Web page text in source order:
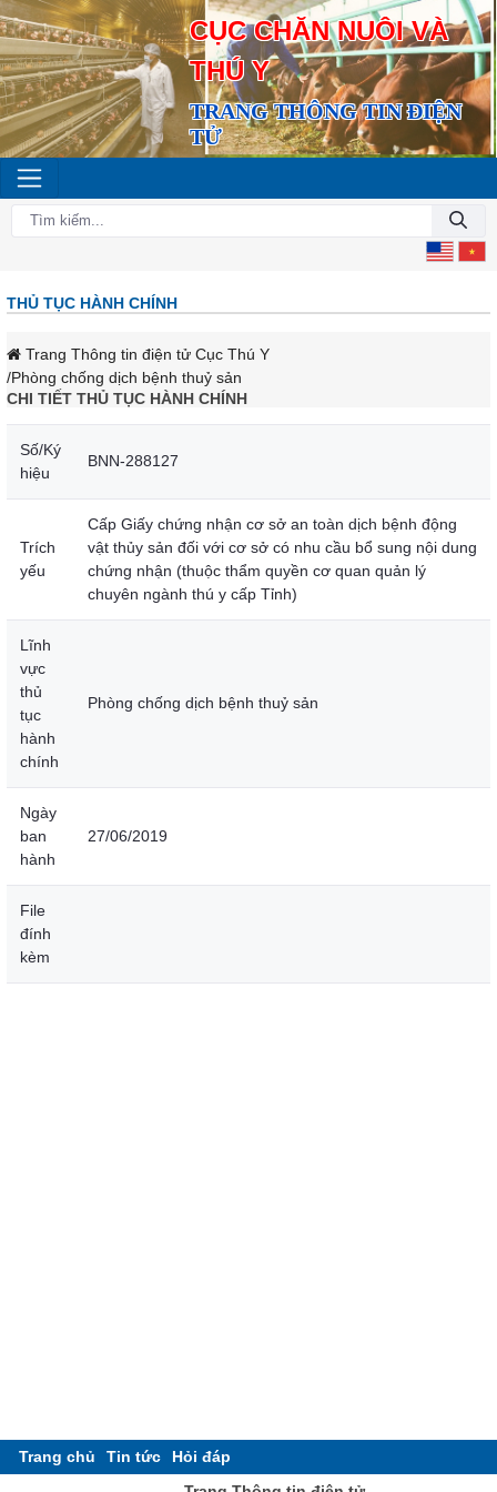
CỤC CHĂN NUÔI VÀ
THÚ Y
TRANG THÔNG TIN ĐIỆN
TỬ
THỦ TỤC HÀNH CHÍNH
Trang Thông tin điện tử Cục Thú Y
/Phòng chống dịch bệnh thuỷ sản
CHI TIẾT THỦ TỤC HÀNH CHÍNH
Số/Ký
hiệu
BNN-288127
Trích
yếu
Cấp Giấy chứng nhận cơ sở an toàn dịch bệnh động
vật thủy sản đối với cơ sở có nhu cầu bổ sung nội dung
chứng nhận (thuộc thẩm quyền cơ quan quản lý
chuyên ngành thú y cấp Tỉnh)
Lĩnh
vực
thủ
tục
hành
chính
Phòng chống dịch bệnh thuỷ sản
Ngày
ban
hành
27/06/2019
File
đính
kèm
Trang chủ Tin tức
Hỏi đáp